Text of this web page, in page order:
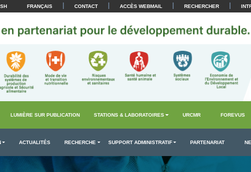
FRANÇAIS | CONTACT | ACCÈS WEBMAIL | RECHERCHER |
LUMIÈRE SUR PUBLICATION STATIONS & LABORATOIRES URCMR FOREVUS
ACTUALITÉS RECHERCHE SUPPORT ADMINISTRATIF PARTENARIAT